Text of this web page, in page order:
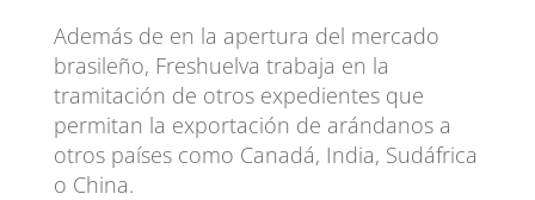
Además de en la apertura del mercado
brasileño, Freshuelva trabaja en la
tramitación de otros expedientes que
permitan la exportación de arándanos a
otros países como Canadá, India, Sudáfrica
o China.